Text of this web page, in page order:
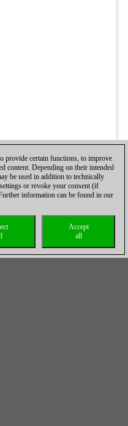
provide certain functions, to improve
content. Depending on their intended
be used in addition to technically
or revoke your consent (if
information can be found in our
Accept
all